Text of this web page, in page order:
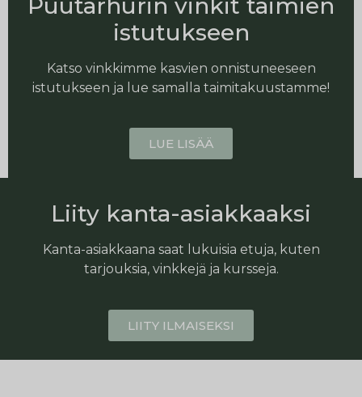
istutukseen
Katso vinkkimme kasvien onnistuneeseen
istutukseen ja lue samalla taimitakuustamme!
LUE LISÄÄ
Liity kanta-asiakkaaksi
Kanta-asiakkaana saat lukuisia etuja, kuten
tarjouksia, vinkkejä ja kursseja.
LIITY ILMAISEKSI